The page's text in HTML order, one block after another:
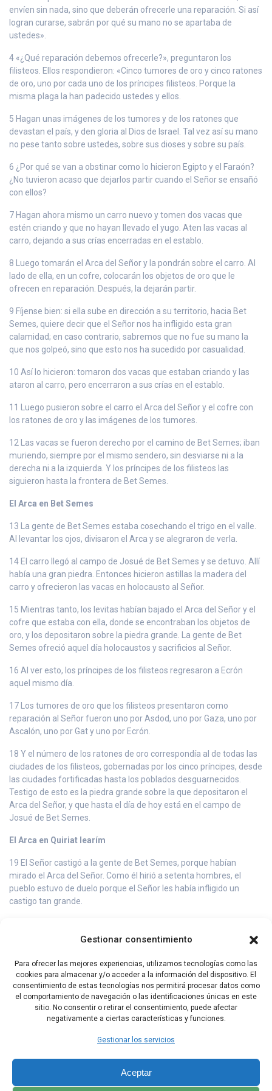
Gestionar consentimiento
Para ofrecer las mejores experiencias, utilizamos tecnologías como las
cookies para almacenar y/o acceder a la información del dispositivo. El
consentimiento de estas tecnologías nos permitirá procesar datos como
el comportamiento de navegación o las identificaciones únicas en este
sitio. No consentir o retirar el consentimiento, puede afectar
negativamente a ciertas características y funciones.
Gestionar los servicios
Aceptar
envíen sin nada, sino que deberán ofrecerle una reparación. Si así
logran curarse, sabrán por qué su mano no se apartaba de
ustedes».
4 «¿Qué reparación debemos ofrecerle?», preguntaron los
filisteos. Ellos respondieron: «Cinco tumores de oro y cinco ratones
de oro, uno por cada uno de los príncipes filisteos. Porque la
misma plaga la han padecido ustedes y ellos.
5 Hagan unas imágenes de los tumores y de los ratones que
devastan el país, y den gloria al Dios de Israel. Tal vez así su mano
no pese tanto sobre ustedes, sobre sus dioses y sobre su país.
6 ¿Por qué se van a obstinar como lo hicieron Egipto y el Faraón?
¿No tuvieron acaso que dejarlos partir cuando el Señor se ensañó
con ellos?
7 Hagan ahora mismo un carro nuevo y tomen dos vacas que
estén criando y que no hayan llevado el yugo. Aten las vacas al
carro, dejando a sus crías encerradas en el establo.
8 Luego tomarán el Arca del Señor y la pondrán sobre el carro. Al
lado de ella, en un cofre, colocarán los objetos de oro que le
ofrecen en reparación. Después, la dejarán partir.
9 Fíjense bien: si ella sube en dirección a su territorio, hacia Bet
Semes, quiere decir que el Señor nos ha infligido esta gran
calamidad; en caso contrario, sabremos que no fue su mano la
que nos golpeó, sino que esto nos ha sucedido por casualidad.
10 Así lo hicieron: tomaron dos vacas que estaban criando y las
ataron al carro, pero encerraron a sus crías en el establo.
11 Luego pusieron sobre el carro el Arca del Señor y el cofre con
los ratones de oro y las imágenes de los tumores.
12 Las vacas se fueron derecho por el camino de Bet Semes; iban
muriendo, siempre por el mismo sendero, sin desviarse ni a la
derecha ni a la izquierda. Y los príncipes de los filisteos las
siguieron hasta la frontera de Bet Semes.
El Arca en Bet Semes
13 La gente de Bet Semes estaba cosechando el trigo en el valle.
Al levantar los ojos, divisaron el Arca y se alegraron de verla.
14 El carro llegó al campo de Josué de Bet Semes y se detuvo. Allí
había una gran piedra. Entonces hicieron astillas la madera del
carro y ofrecieron las vacas en holocausto al Señor.
15 Mientras tanto, los levitas habían bajado el Arca del Señor y el
cofre que estaba con ella, donde se encontraban los objetos de
oro, y los depositaron sobre la piedra grande. La gente de Bet
Semes ofreció aquel día holocaustos y sacrificios al Señor.
16 Al ver esto, los príncipes de los filisteos regresaron a Ecrón
aquel mismo día.
17 Los tumores de oro que los filisteos presentaron como
reparación al Señor fueron uno por Asdod, uno por Gaza, uno por
Ascalón, uno por Gat y uno por Ecrón.
18 Y el número de los ratones de oro correspondía al de todas las
ciudades de los filisteos, gobernadas por los cinco príncipes, desde
las ciudades fortificadas hasta los poblados desguarnecidos.
Testigo de esto es la piedra grande sobre la que depositaron el
Arca del Señor, y que hasta el día de hoy está en el campo de
Josué de Bet Semes.
El Arca en Quiriat Iearím
19 El Señor castigó a la gente de Bet Semes, porque habían
mirado el Arca del Señor. Como él hirió a setenta hombres, el
pueblo estuvo de duelo porque el Señor les había infligido un
castigo tan grande.
presencia del Señor, este Dios tan santo? ¿A quién enviársela,
21 En seguida mandaron unos mensajeros a los habitantes de
Quiriat Iearím, para decirles: «Los filisteos han devuelto el Arca del
Señor. Bajen y súbanla con ustedes».
Capítulo Anterior Capítulo Siguiente